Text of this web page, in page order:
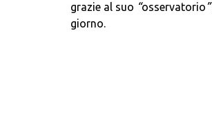
grazie al suo “osservatorio”
giorno.